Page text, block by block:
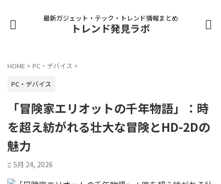
最新ガジェット・テック・トレンド情報まとめ
トレンド発見ラボ
HOME > PC・デバイス >
PC・デバイス
「冒険家エリオットの千年物語」：時
を超え紡がれる壮大な冒険とHD-2Dの
魅力
5月 24, 2026